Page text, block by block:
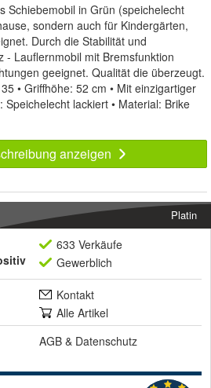
Schiebemobil in Grün (speichelecht
sondern auch für Kindergärten,
Durch die Stabilität und
- Lauflernmobil mit Bremsfunktion
geeignet. Qualität die überzeugt.
• Griffhöhe: 52 cm • Mit einzigartiger
Speichelecht lackiert • Material: Brike
anzeigen
Platin
633 Verkäufe
Gewerblich
Kontakt
Alle Artikel
AGB & Datenschutz